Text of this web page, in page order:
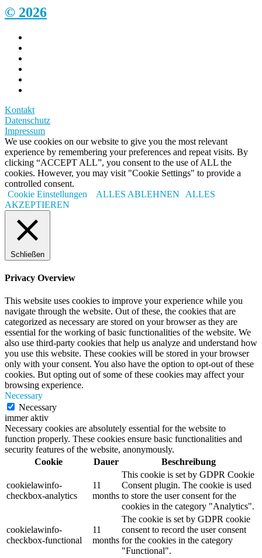
© 2026
Kontakt
Datenschutz
Impressum
We use cookies on our website to give you the most relevant
experience by remembering your preferences and repeat visits. By
clicking “ACCEPT ALL”, you consent to the use of ALL the
cookies. However, you may visit "Cookie Settings" to provide a
controlled consent.
Cookie Einstellungen
ALLES ABLEHNEN
ALLES
AKZEPTIEREN
Schließen
Privacy Overview
This website uses cookies to improve your experience while you
navigate through the website. Out of these, the cookies that are
categorized as necessary are stored on your browser as they are
essential for the working of basic functionalities of the website. We
also use third-party cookies that help us analyze and understand how
you use this website. These cookies will be stored in your browser
only with your consent. You also have the option to opt-out of these
cookies. But opting out of some of these cookies may affect your
browsing experience.
Necessary
Necessary
immer aktiv
Necessary cookies are absolutely essential for the website to
function properly. These cookies ensure basic functionalities and
security features of the website, anonymously.
Cookie
Dauer Beschreibung
cookielawinfo-
checkbox-analytics
11
months
This cookie is set by GDPR Cookie
Consent plugin. The cookie is used
to store the user consent for the
cookies in the category "Analytics".
cookielawinfo-
checkbox-functional
11
months
The cookie is set by GDPR cookie
consent to record the user consent
for the cookies in the category
"Functional".